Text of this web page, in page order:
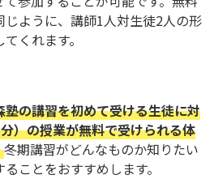
ように、講師1人対生徒2人の形
くれます。
の講習を初めて受ける生徒に対
）の授業が無料で受けられる体
冬期講習がどんなものか知りたい
ことをおすすめします。